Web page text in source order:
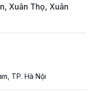
Xuân Thọ, Xuân
TP. Hà Nội